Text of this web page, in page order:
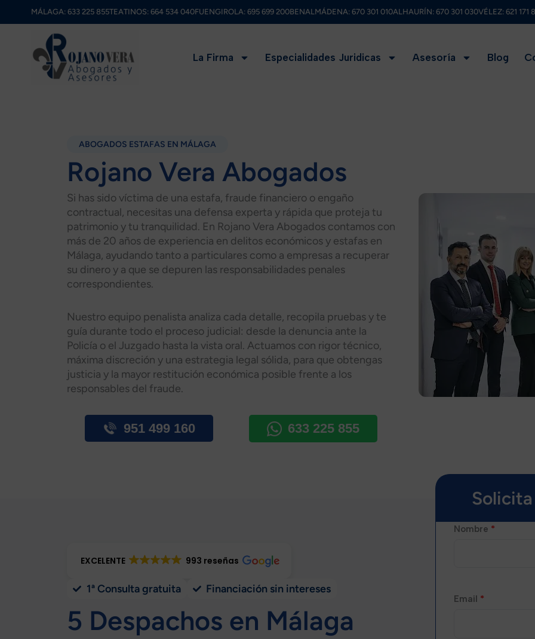
MÁLAGA: 633 225 855TEATINOS: 664 534 040FUENGIROLA: 695 699 200BENALMÁDENA: 670 301 010ALHAURÍN: 670 301 030VÉLEZ: 621 171
La Firma Especialidades Juridicas Asesoría Blog
ABOGADOS ESTAFAS EN MÁLAGA
Rojano Vera Abogados
Si has sido víctima de una estafa, fraude financiero o engaño
contractual, necesitas una defensa experta y rápida que proteja tu
patrimonio y tu tranquilidad. En Rojano Vera Abogados contamos con
más de 20 años de experiencia en delitos económicos y estafas en
Málaga, ayudando tanto a particulares como a empresas a recuperar
su dinero y a que se depuren las responsabilidades penales
correspondientes.​
Nuestro equipo penalista analiza cada detalle, recopila pruebas y te
guía durante todo el proceso judicial: desde la denuncia ante la
Policía o el Juzgado hasta la vista oral. Actuamos con rigor técnico,
máxima discreción y una estrategia legal sólida, para que obtengas
justicia y la mayor restitución económica posible frente a los
responsables del fraude.​
951 499 160 633 225 855
EXCELENTE 993 reseñas
1ª Consulta gratuita Financiación sin intereses
5 Despachos en Málaga
Nombre *
Email *